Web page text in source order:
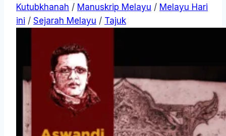
Kutubkhanah / Manuskrip Melayu / Melayu Hari
ini / Sejarah Melayu / Tajuk